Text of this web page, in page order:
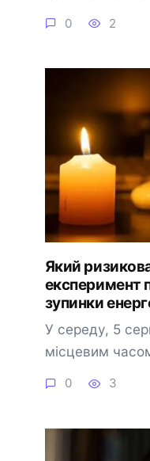
0 2
Який
експеримент
зупинки
У середу, 5
місцевим
0 3